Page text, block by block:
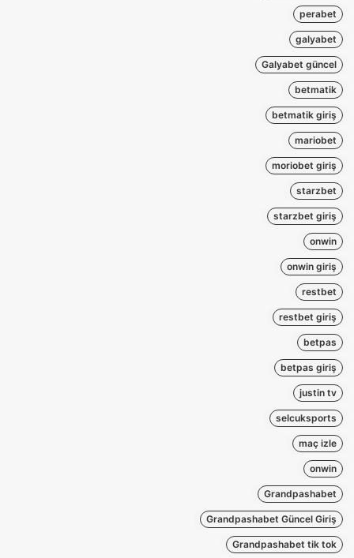
perabet
galyabet
Galyabet güncel
betmatik
betmatik giriş
mariobet
moriobet giriş
starzbet
starzbet giriş
onwin
onwin giriş
restbet
restbet giriş
betpas
betpas giriş
justin tv
selcuksports
maç izle
onwin
Grandpashabet
Grandpashabet Güncel Giriş
Grandpashabet tik tok